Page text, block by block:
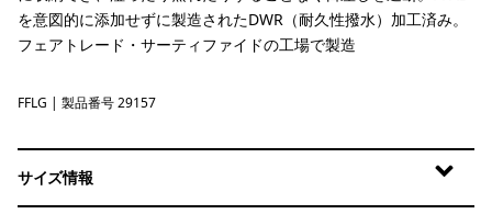
を意図的に添加せずに製造されたDWR（耐久性撥水）加工済み。
フェアトレード・サーティファイドの工場で製造
Future Flowers: Honey Gold
FFLG | 製品番号 29157
サイズ情報